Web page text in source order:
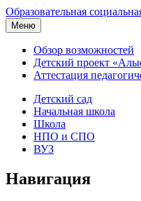
Образовательная
Меню
Обзор возможностей
Детский проект
Аттестация
Детский сад
Начальная школа
Школа
НПО и СПО
ВУЗ
Навигация